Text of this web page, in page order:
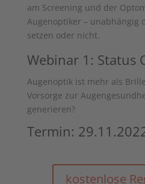
am Screening und der
Augenoptiker – unabhängig
setzen oder nicht.
Webinar 1: Status
Augenoptik ist mehr als
Vorsorge zur
generieren?
Termin:
kostenlose